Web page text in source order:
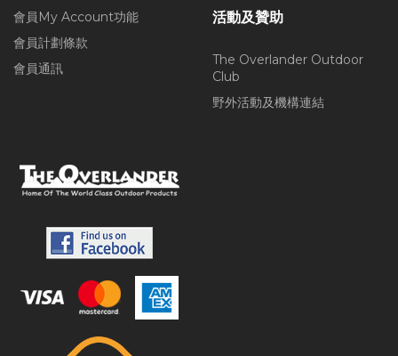
會員My Account功能
會員計劃條款
會員通訊
活動及贊助
The Overlander Outdoor
Club
野外活動及機構連結